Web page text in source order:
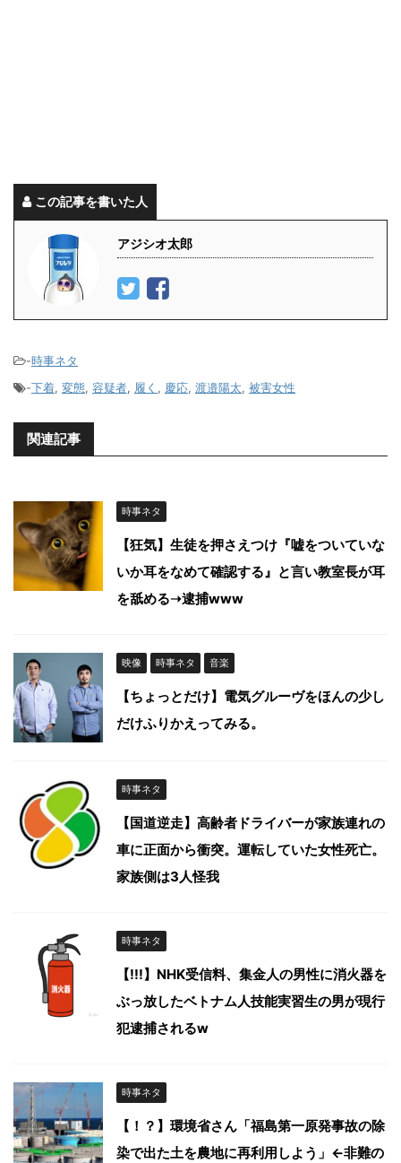
この記事を書いた人
アジシオ太郎
-時事ネタ
-下着, 変態, 容疑者, 履く , 慶応, 渡邉陽太, 被害女性
関連記事
時事ネタ
【狂気】生徒を押さえつけ『嘘をついていな
いか耳をなめて確認する』と言い教室長が耳
を舐める➝逮捕www
映像 時事ネタ 音楽
【ちょっとだけ】電気グルーヴをほんの少し
だけふりかえってみる。
時事ネタ
【国道逆走】高齢者ドライバーが家族連れの
車に正面から衝突。運転していた女性死亡。
家族側は3人怪我
時事ネタ
【!!!】NHK受信料、集金人の男性に消火器を
ぶっ放したベトナム人技能実習生の男が現行
犯逮捕されるw
時事ネタ
【！？】環境省さん「福島第一原発事故の除
染で出た土を農地に再利用しよう」←非難の